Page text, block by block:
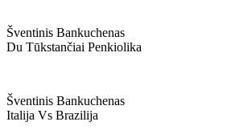
Šventinis Bankuchenas
Du Tūkstančiai Penkiolika
Šventinis Bankuchenas
Italija Vs Brazilija